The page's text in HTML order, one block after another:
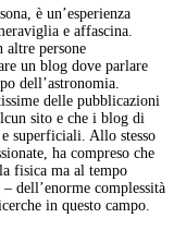
è un’esperienza
e affascina.
altre persone
un blog dove parlare
dell’astronomia.
delle pubblicazioni
sito e che i blog di
superficiali. Allo stesso
ha compreso che
fisica ma al tempo
dell’enorme complessità
in questo campo.